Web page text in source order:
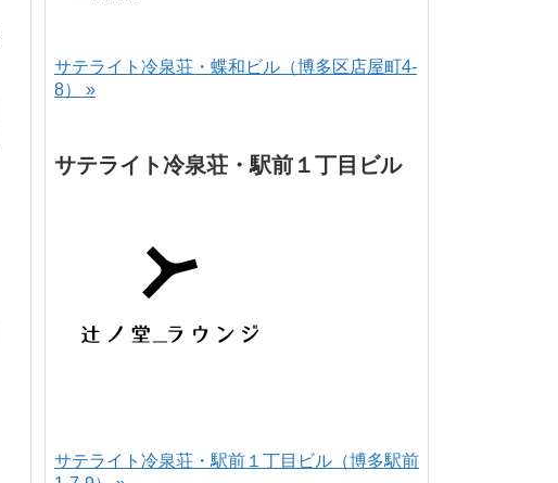
サテライト冷泉荘・蝶和ビル（博多区店屋町4-
8） »
サテライト冷泉荘・駅前１丁目ビル
サテライト冷泉荘・駅前１丁目ビル（博多駅前